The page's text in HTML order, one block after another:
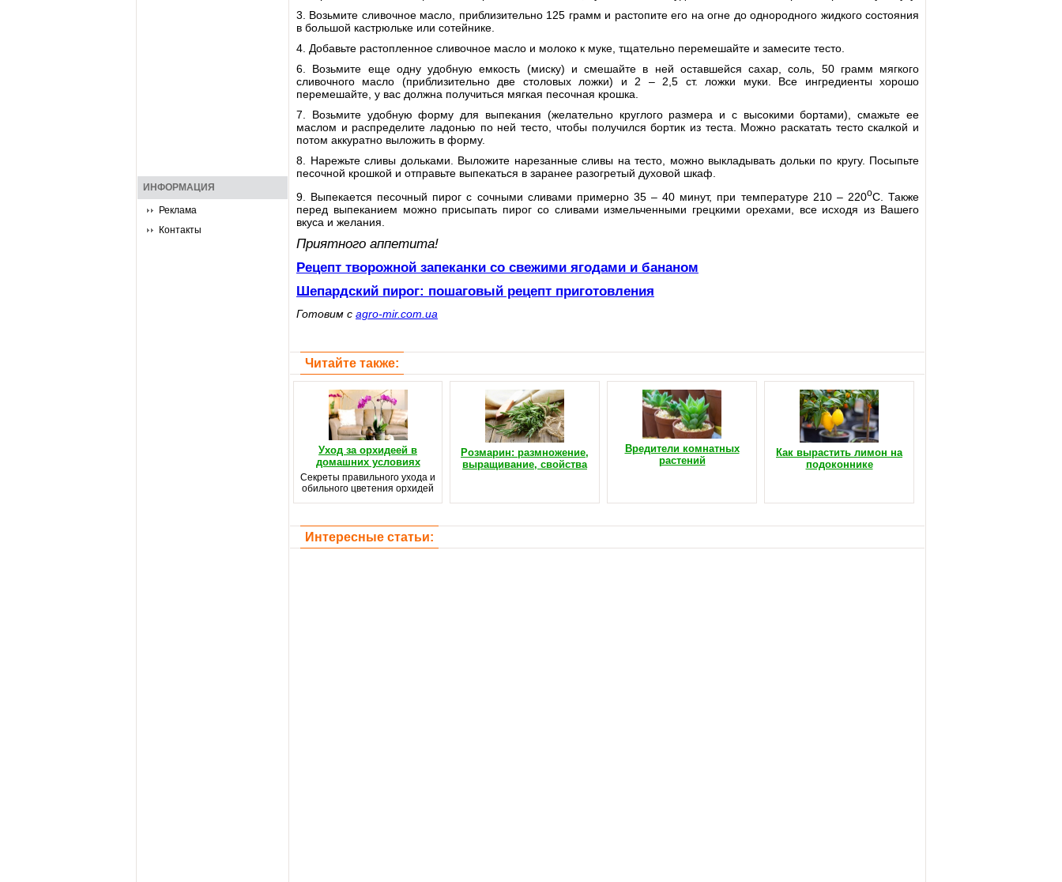
ИНФОРМАЦИЯ
Реклама
Контакты
3. Возьмите сливочное масло, приблизительно 125 грамм и растопите его на огне до однородного жидкого состояния
в большой кастрюльке или сотейнике.
4. Добавьте растопленное сливочное масло и молоко к муке, тщательно перемешайте и замесите тесто.
6. Возьмите еще одну удобную емкость (миску) и смешайте в ней оставшейся сахар, соль, 50 грамм мягкого
сливочного масло (приблизительно две столовых ложки) и 2 – 2,5 ст. ложки муки. Все ингредиенты хорошо
перемешайте, у вас должна получиться мягкая песочная крошка.
7. Возьмите удобную форму для выпекания (желательно круглого размера и с высокими бортами), смажьте ее
маслом и распределите ладонью по ней тесто, чтобы получился бортик из теста. Можно раскатать тесто скалкой и
потом аккуратно выложить в форму.
8. Нарежьте сливы дольками. Выложите нарезанные сливы на тесто, можно выкладывать дольки по кругу. Посыпьте
песочной крошкой и отправьте выпекаться в заранее разогретый духовой шкаф.
9. Выпекается песочный пирог с сочными сливами примерно 35 – 40 минут, при температуре 210 – 220оС. Также
перед выпеканием можно присыпать пирог со сливами измельченными грецкими орехами, все исходя из Вашего
вкуса и желания.
Приятного аппетита!
Рецепт творожной запеканки со свежими ягодами и бананом
Шепардский пирог: пошаговый рецепт приготовления
Готовим с agro-mir.com.ua
Читайте также:
Уход за орхидеей в
домашних условиях
Секреты правильного ухода и
обильного цветения орхидей
Розмарин: размножение,
выращивание, свойства
Вредители комнатных
растений
Как вырастить лимон на
подоконнике
Интересные статьи: